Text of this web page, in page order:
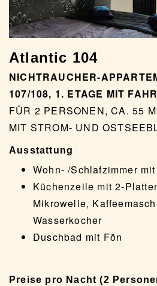
Atlantic 104
NICHTRAUCHER-
107/108, 1. ETAGE MIT
FÜR 2 PERSONEN, CA. 55
MIT STROM- UND
Ausstattung
Wohn- /Schlafzimmer
Küchenzeile mit 2-
Mikrowelle,
Wasserkocher
Duschbad mit Fön
Preise pro Nacht (2